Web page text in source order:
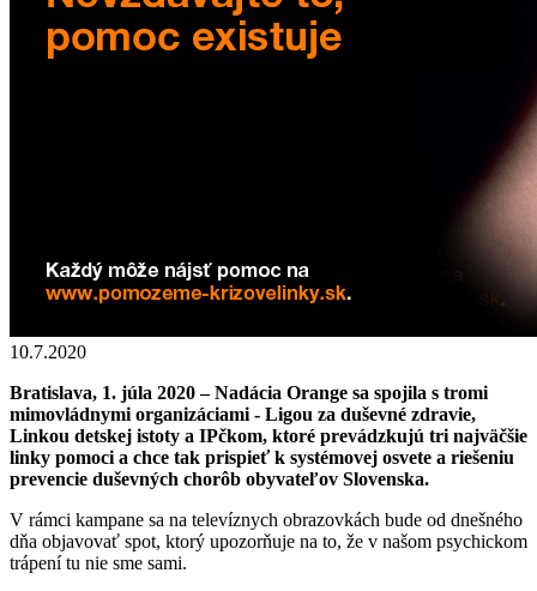
10.7.2020
Bratislava, 1. júla 2020 – Nadácia Orange sa spojila s tromi
mimovládnymi organizáciami - Ligou za duševné zdravie,
Linkou detskej istoty a IPčkom, ktoré prevádzkujú tri najväčšie
linky pomoci a chce tak prispieť k systémovej osvete a riešeniu
prevencie duševných chorôb obyvateľov Slovenska.
V rámci kampane sa na televíznych obrazovkách bude od dnešného
dňa objavovať spot, ktorý upozorňuje na to, že v našom psychickom
trápení tu nie sme sami.